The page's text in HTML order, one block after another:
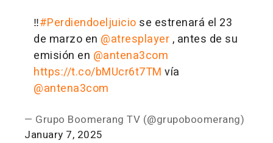
‼️#Perdiendoeljuicio se estrenará el 23
de marzo en @atresplayer, antes de su
emisión en @antena3com
https://t.co/bMUcr6t7TM vía
@antena3com
— Grupo Boomerang TV (@grupoboomerang)
January 7, 2025